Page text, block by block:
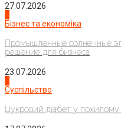
27.07.2026
Бізнес та економіка
Промышленные солнечные
решение для бизнеса
23.07.2026
Суспільство
Цукровий діабет у похилому